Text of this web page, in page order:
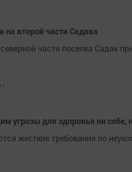
на второй части Садака
части поселка Садак
угрозы для здоровья ни
жесткие требования по